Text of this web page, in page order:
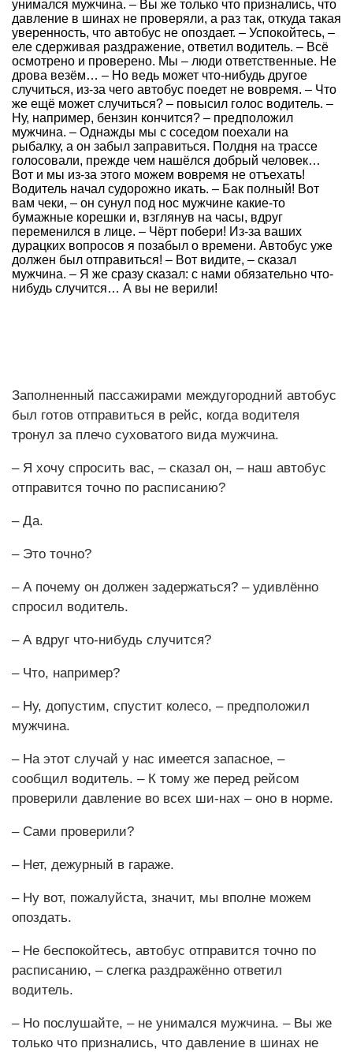
унимался мужчина. – Вы же только что признались, что
давление в шинах не проверяли, а раз так, откуда такая
уверенность, что автобус не опоздает. – Успокойтесь, –
еле сдерживая раздражение, ответил водитель. – Всё
осмотрено и проверено. Мы – люди ответственные. Не
дрова везём… – Но ведь может что-нибудь другое
случиться, из-за чего автобус поедет не вовремя. – Что
же ещё может случиться? – повысил голос водитель. –
Ну, например, бензин кончится? – предположил
мужчина. – Однажды мы с соседом поехали на
рыбалку, а он забыл заправиться. Полдня на трассе
голосовали, прежде чем нашёлся добрый человек…
Вот и мы из-за этого можем вовремя не отъехать!
Водитель начал судорожно икать. – Бак полный! Вот
вам чеки, – он сунул под нос мужчине какие-то
бумажные корешки и, взглянув на часы, вдруг
переменился в лице. – Чёрт побери! Из-за ваших
дурацких вопросов я позабыл о времени. Автобус уже
должен был отправиться! – Вот видите, – сказал
мужчина. – Я же сразу сказал: с нами обязательно что-
нибудь случится… А вы не верили!
Заполненный пассажирами междугородний автобус
был готов отправиться в рейс, когда водителя
тронул за плечо суховатого вида мужчина.
– Я хочу спросить вас, – сказал он, – наш автобус
отправится точно по расписанию?
– Да.
– Это точно?
– А почему он должен задержаться? – удивлённо
спросил водитель.
– А вдруг что-нибудь случится?
– Что, например?
– Ну, допустим, спустит колесо, – предположил
мужчина.
– На этот случай у нас имеется запасное, –
сообщил водитель. – К тому же перед рейсом
проверили давление во всех ши-нах – оно в норме.
– Сами проверили?
– Нет, дежурный в гараже.
– Ну вот, пожалуйста, значит, мы вполне можем
опоздать.
– Не беспокойтесь, автобус отправится точно по
расписанию, – слегка раздражённо ответил
водитель.
– Но послушайте, – не унимался мужчина. – Вы же
только что признались, что давление в шинах не